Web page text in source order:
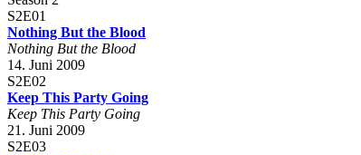
S2E01
Nothing But the Blood
Nothing But the Blood
14. Juni 2009
S2E02
Keep This Party Going
Keep This Party Going
21. Juni 2009
S2E03